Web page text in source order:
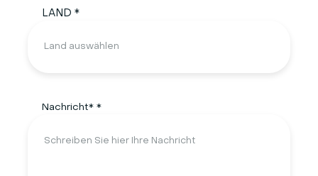
LAND *
Nachricht* *